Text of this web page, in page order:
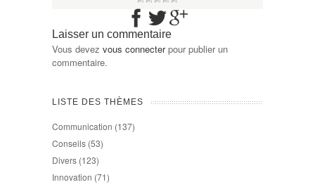
Laisser un commentaire
Vous devez vous connecterpour publier un
commentaire.
LISTE DES THÈMES
Communication (137)
Conseils (53)
Divers (123)
Innovation (71)